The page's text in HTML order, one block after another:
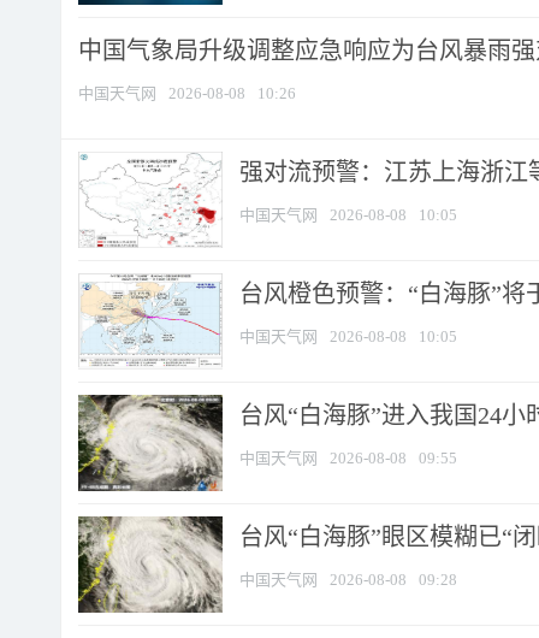
中国气象局升级调整应急响应为台风暴雨
中国天气网 2026-08-08 10:26
强对流预警：江苏上海浙江
中国天气网 2026-08-08 10:05
台风橙色预警：“白海豚”将
中国天气网 2026-08-08 10:05
台风“白海豚”进入我国24
中国天气网 2026-08-08 09:55
台风“白海豚”眼区模糊已“
中国天气网 2026-08-08 09:28